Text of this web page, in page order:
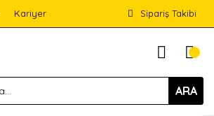
Kariyer Sipariş Takibi
ARA